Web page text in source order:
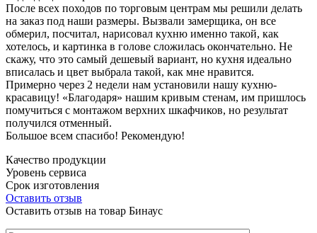
После всех походов по торговым центрам мы решили делать
на заказ под наши размеры. Вызвали замерщика, он все
обмерил, посчитал, нарисовал кухню именно такой, как
хотелось, и картинка в голове сложилась окончательно. Не
скажу, что это самый дешевый вариант, но кухня идеально
вписалась и цвет выбрала такой, как мне нравится.
Примерно через 2 недели нам установили нашу кухню-
красавицу! «Благодаря» нашим кривым стенам, им пришлось
помучиться с монтажом верхних шкафчиков, но результат
получился отменный.
Большое всем спасибо! Рекомендую!
Качество продукции
Уровень сервиса
Срок изготовления
Оставить отзыв
Оставить отзыв на товар Бинаус